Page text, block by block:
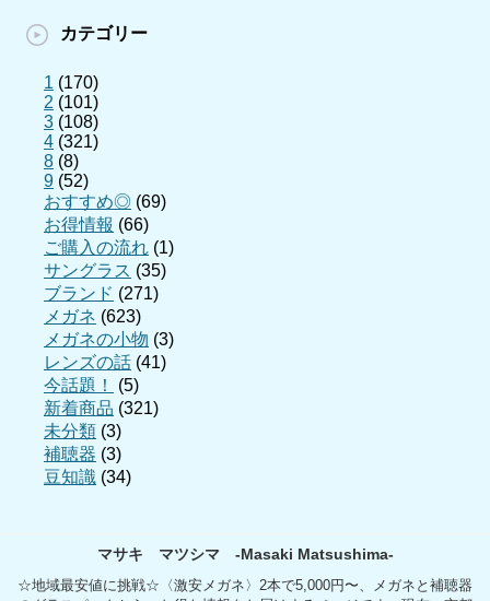
カテゴリー
1 (170)
2 (101)
3 (108)
4 (321)
8 (8)
9 (52)
おすすめ◎ (69)
お得情報 (66)
ご購入の流れ (1)
サングラス (35)
ブランド (271)
メガネ (623)
メガネの小物 (3)
レンズの話 (41)
今話題！
(5)
新着商品 (321)
未分類 (3)
補聴器 (3)
豆知識 (34)
マサキ マツシマ -Masaki Matsushima-
☆地域最安値に挑戦☆〈激安メガネ〉2本で5,000円〜、メガネと補聴器